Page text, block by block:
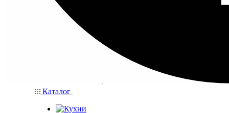
Каталог